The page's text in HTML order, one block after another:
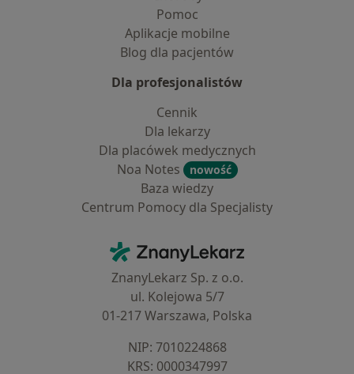
Pomoc
Aplikacje mobilne
Blog dla pacjentów
Dla profesjonalistów
Cennik
Dla lekarzy
Dla placówek medycznych
Noa Notes
nowość
Baza wiedzy
Centrum Pomocy dla Specjalisty
ZnanyLekarz - Strona główna
ZnanyLekarz Sp. z o.o.
ul. Kolejowa 5/7
01-217 Warszawa, Polska
NIP: ⁠7010224868
KRS: ⁠0000347997